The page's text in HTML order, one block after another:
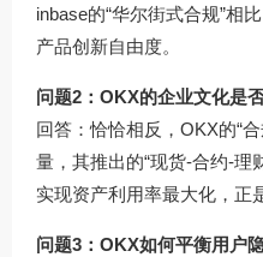
inbase的“华尔街式合规”相
产品创新自由度。
问题2：OKX的企业文化是
回答：恰恰相反，OKX的“
量，其推出的“现货-合约-理
实现资产利用率最大化，正
问题3：OKX如何平衡用户